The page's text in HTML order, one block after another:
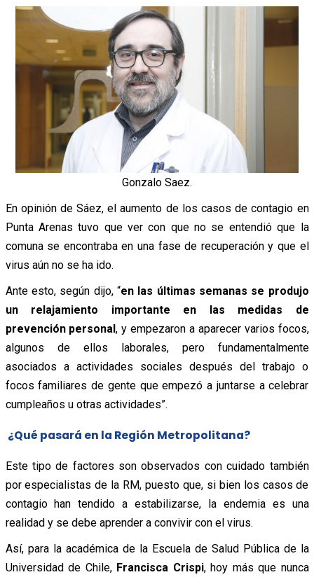
Gonzalo Saez.
En opinión de Sáez, el aumento de los casos de contagio en
Punta Arenas tuvo que ver con que no se entendió que la
comuna se encontraba en una fase de recuperación y que el
virus aún no se ha ido.
Ante esto, según dijo, “en las últimas semanas se produjo
un relajamiento importante en las medidas de
prevención personal, y empezaron a aparecer varios focos,
algunos de ellos laborales, pero fundamentalmente
asociados a actividades sociales después del trabajo o
focos familiares de gente que empezó a juntarse a celebrar
cumpleaños u otras actividades”.
¿Qué pasará en la Región Metropolitana?
Este tipo de factores son observados con cuidado también
por especialistas de la RM, puesto que, si bien los casos de
contagio han tendido a estabilizarse, la endemia es una
realidad y se debe aprender a convivir con el virus.
Así, para la académica de la Escuela de Salud Pública de la
Universidad de Chile, Francisca Crispi, hoy más que nunca